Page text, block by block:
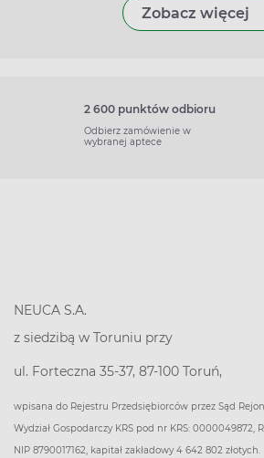
Zobacz więcej
2 600 punktów odbioru
Odbierz zamówienie w
wybranej aptece
NEUCA S.A.
z siedzibą w Toruniu przy
ul. Forteczna 35-37, 87-100 Toruń,
wpisana do Rejestru Przedsiębiorców przez Sąd
Wydział Gospodarczy KRS pod nr KRS: 0000049872,
NIP 8790017162, kapitał zakładowy 4 642 802 złotych.